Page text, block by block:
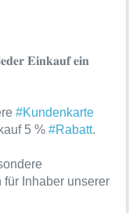
𝐄𝐢𝐧𝐤𝐚𝐮𝐟 𝐞𝐢𝐧
#Kundenkarte
5 %#Rabatt.
Inhaber unserer